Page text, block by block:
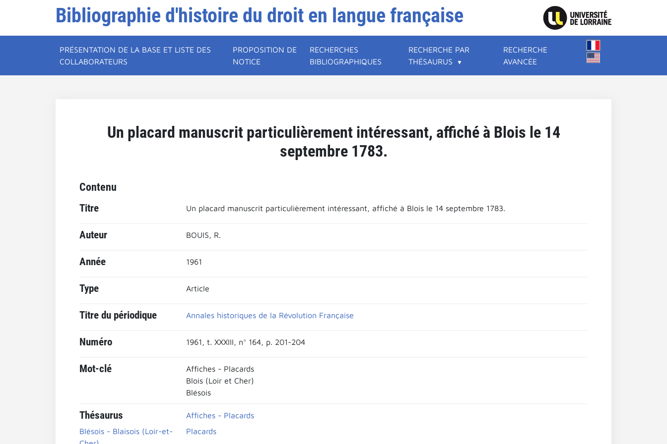
Bibliographie d'histoire du droit en langue française
PRÉSENTATION DE LA BASE ET LISTE DES
COLLABORATEURS
PROPOSITION DE
NOTICE
RECHERCHES
BIBLIOGRAPHIQUES
RECHERCHE PAR
THÉSAURUS
RECHERCHE
AVANCÉE
Un placard manuscrit particulièrement intéressant, affiché à Blois le 14
septembre 1783.
Contenu
Titre Un placard manuscrit particulièrement intéressant, affiché à Blois le 14 septembre 1783.
Auteur BOUIS, R.
Année 1961
Type Article
Titre du périodique Annales historiques de la Révolution Française
Numéro 1961, t. XXXIII, n° 164, p. 201-204
Mot-clé
Affiches - Placards
Blois (Loir et Cher)
Blésois
Thésaurus
Affiches - Placards
Blésois - Blaisois (Loir-et-
Placards